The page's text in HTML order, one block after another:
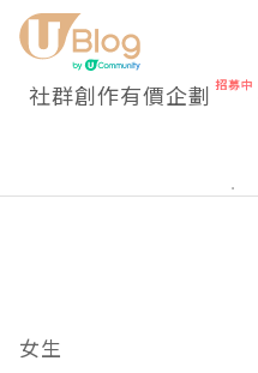
社群創作有價企劃
女生